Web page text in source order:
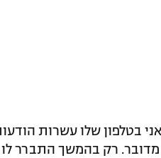
בטלפון שלו עשרות
רק בהמשך התברר